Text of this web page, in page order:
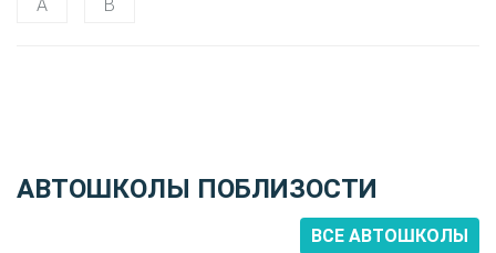
A
B
АВТОШКОЛЫ ПОБЛИЗОСТИ
ВСЕ АВТОШКОЛЫ